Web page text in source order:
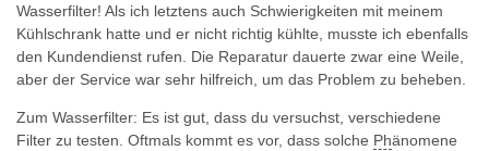
Wasserfilter! Als ich letztens auch Schwierigkeiten mit meinem
Kühlschrank hatte und er nicht richtig kühlte, musste ich ebenfalls
den Kundendienst rufen. Die Reparatur dauerte zwar eine Weile,
aber der Service war sehr hilfreich, um das Problem zu beheben.
Zum Wasserfilter: Es ist gut, dass du versuchst, verschiedene
Filter zu testen. Oftmals kommt es vor, dass solche Phänomene